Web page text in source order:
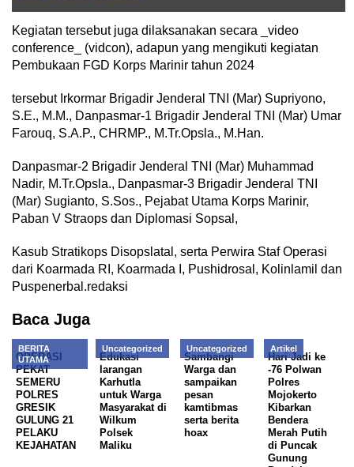
Kegiatan tersebut juga dilaksanakan secara _video
conference_ (vidcon), adapun yang mengikuti kegiatan
Pembukaan FGD Korps Marinir tahun 2024
tersebut Irkormar Brigadir Jenderal TNI (Mar) Supriyono,
S.E., M.M., Danpasmar-1 Brigadir Jenderal TNI (Mar) Umar
Farouq, S.A.P., CHRMP., M.Tr.Opsla., M.Han.
Danpasmar-2 Brigadir Jenderal TNI (Mar) Muhammad
Nadir, M.Tr.Opsla., Danpasmar-3 Brigadir Jenderal TNI
(Mar) Sugianto, S.Sos., Pejabat Utama Korps Marinir,
Paban V Straops dan Diplomasi Sopsal,
Kasub Stratikops Disopslatal, serta Perwira Staf Operasi
dari Koarmada RI, Koarmada I, Pushidrosal, Kolinlamil dan
Puspenerbal.redaksi
Baca Juga
BERITA
UTAMA
OPERASI
PEKAT
SEMERU
POLRES
GRESIK
GULUNG 21
PELAKU
KEJAHATAN
Uncategorized
Edukasi
larangan
Karhutla
untuk Warga
Masyarakat di
Wilkum
Polsek
Maliku
Uncategorized
Sambangi
Warga dan
sampaikan
pesan
kamtibmas
serta berita
hoax
Artikel
Hari Jadi ke
-76 Polwan
Polres
Mojokerto
Kibarkan
Bendera
Merah Putih
di Puncak
Gunung